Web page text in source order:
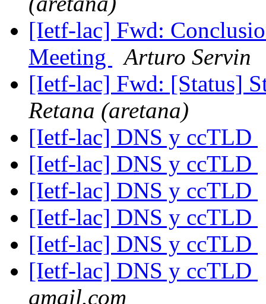
[Ietf-lac] Fwd:
Meeting
Arturo Servin
[Ietf-lac] Fwd: [Status]
Retana (aretana)
[Ietf-lac] DNS y ccTLD
[Ietf-lac] DNS y ccTLD
[Ietf-lac] DNS y ccTLD
[Ietf-lac] DNS y ccTLD
[Ietf-lac] DNS y ccTLD
[Ietf-lac] DNS y ccTLD
gmail.com